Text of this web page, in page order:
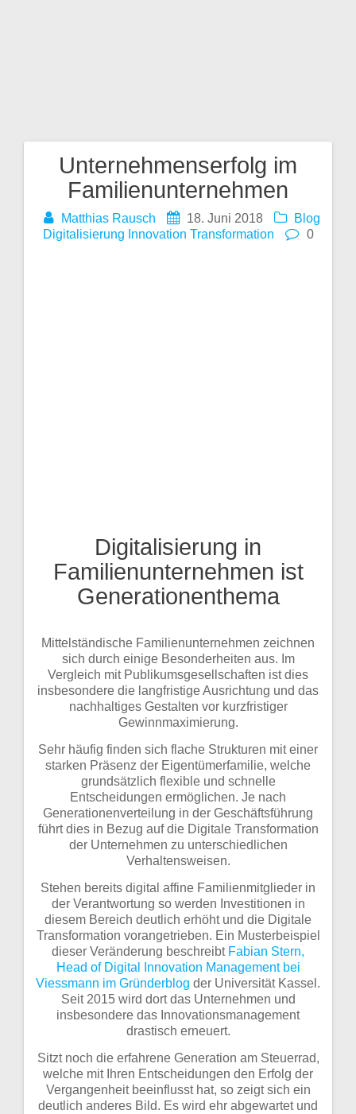
Unternehmenserfolg im
Familienunternehmen
Matthias Rausch 18. Juni 2018
Blog
Digitalisierung Innovation Transformation 0
Digitalisierung in
Familienunternehmen ist
Generationenthema
Mittelständische Familienunternehmen zeichnen
sich durch einige Besonderheiten aus. Im
Vergleich mit Publikumsgesellschaften ist dies
insbesondere die langfristige Ausrichtung und das
nachhaltiges Gestalten vor kurzfristiger
Gewinnmaximierung.
Sehr häufig finden sich flache Strukturen mit einer
starken Präsenz der Eigentümerfamilie, welche
grundsätzlich flexible und schnelle
Entscheidungen ermöglichen. Je nach
Generationenverteilung in der Geschäftsführung
führt dies in Bezug auf die Digitale Transformation
der Unternehmen zu unterschiedlichen
Verhaltensweisen.
Stehen bereits digital affine Familienmitglieder in
der Verantwortung so werden Investitionen in
diesem Bereich deutlich erhöht und die Digitale
Transformation vorangetrieben. Ein Musterbeispiel
dieser Veränderung beschreibt Fabian Stern,
Head of Digital Innovation Management bei
Viessmann im Gründerblog der Universität Kassel.
Seit 2015 wird dort das Unternehmen und
insbesondere das Innovationsmanagement
drastisch erneuert.
Sitzt noch die erfahrene Generation am Steuerrad,
welche mit Ihren Entscheidungen den Erfolg der
Vergangenheit beeinflusst hat, so zeigt sich ein
deutlich anderes Bild. Es wird ehr abgewartet und
Beitragsnavigation